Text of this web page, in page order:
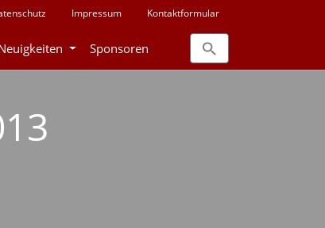
Impressum Kontaktformular
Sponsoren